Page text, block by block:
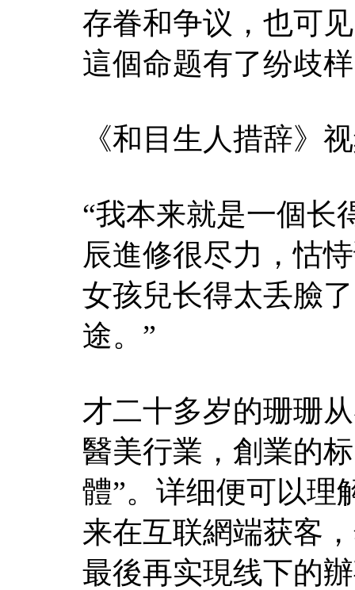
存眷和争议，也可
這個命题有了纷歧
《和目生人措辞》
“我本来就是一個长
辰進修很尽力，怙
女孩兒长得太丢臉
途。”
才二十多岁的珊珊
醫美行業，創業的
體”。详细便可以理
来在互联網端获客
最後再实現线下的